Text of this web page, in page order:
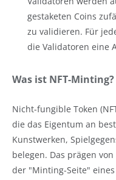
gestaketen Coins
zu validieren. Für
die Validatoren eine
Was ist NFT-Minting?
Nicht-fungible Token
die das Eigentum an
Kunstwerken,
belegen. Das prägen
der "Minting-Seite"